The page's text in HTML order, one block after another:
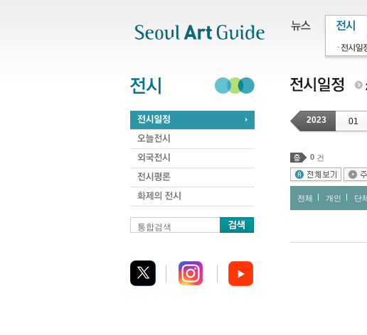
통합검색
2023 01
0 건
전체 개인 단